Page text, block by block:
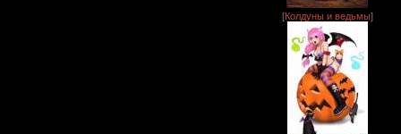
[Колдуны и ведьмы]